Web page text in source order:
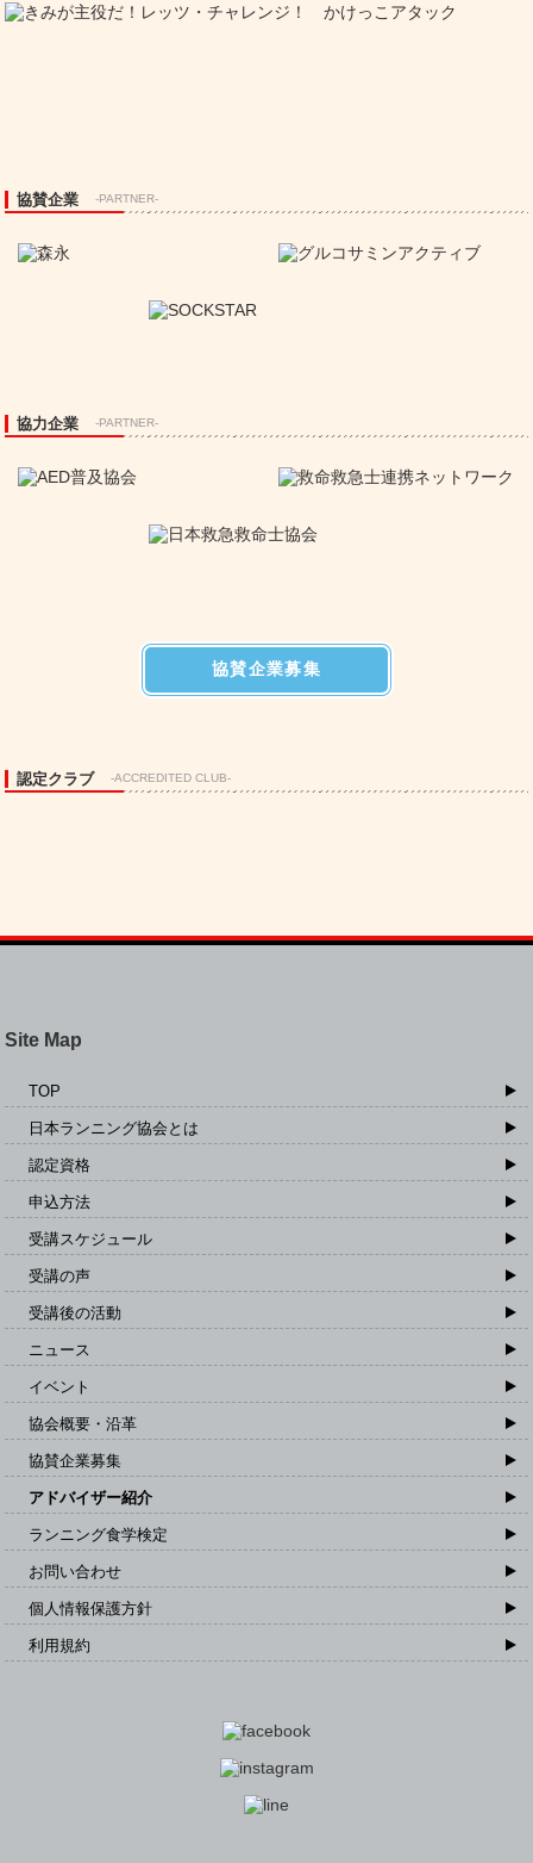
協賛企業 -PARTNER-
協力企業 -PARTNER-
協賛企業募集
認定クラブ -ACCREDITED CLUB-
Site Map
TOP
日本ランニング協会とは
認定資格
申込方法
受講スケジュール
受講の声
受講後の活動
ニュース
イベント
協会概要・沿革
協賛企業募集
アドバイザー紹介
ランニング食学検定
お問い合わせ
個人情報保護方針
利用規約